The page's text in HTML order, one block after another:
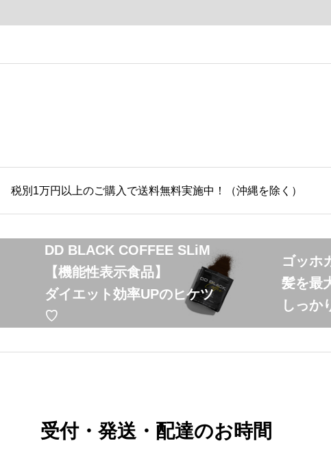
税別1万円以上のご購入で送料無料実施中！（沖縄を除く）
DD BLACK COFFEE SLiM
【機能性表示食品】
ダイエット効率UPのヒケツ
♡
ゴッホ
髪を最
しっか
受付・発送・配達のお時間